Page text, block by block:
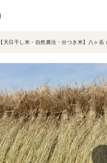
【天日干し米・自然農法・分つき米】八ヶ